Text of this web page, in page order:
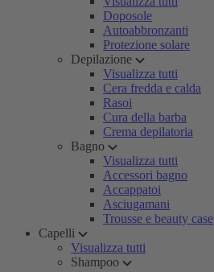
Doposole
Autoabbronzanti
Protezione solare
Depilazione
Visualizza tutti
Cera fredda e calda
Rasoi
Cura della barba
Crema depilatoria
Bagno
Visualizza tutti
Accessori bagno
Accappatoi
Asciugamani
Trousse e beauty case
Capelli
Visualizza tutti
Shampoo